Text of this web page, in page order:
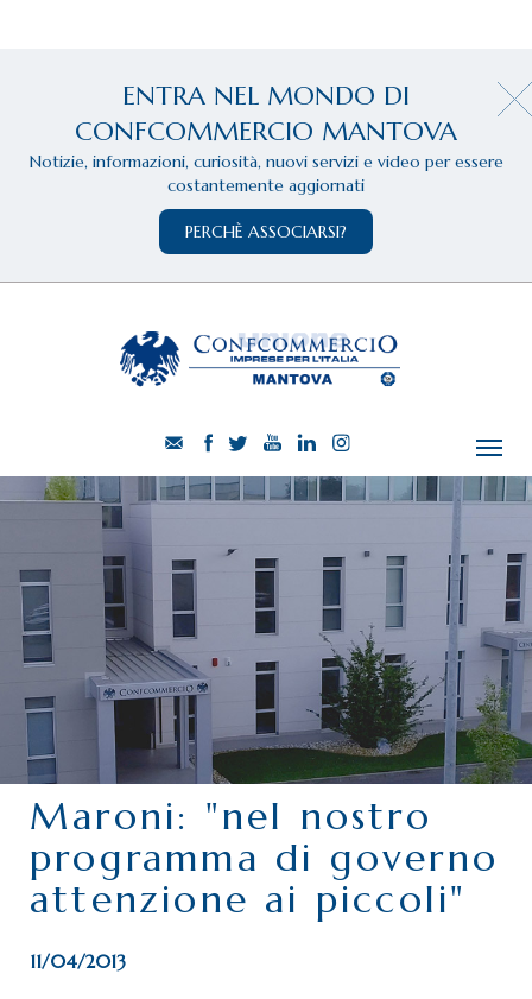
ENTRA NEL MONDO DI
CONFCOMMERCIO MANTOVA
Notizie, informazioni, curiosità, nuovi servizi e video per essere
costantemente aggiornati
PERCHÈ ASSOCIARSI?
CHI SIAMO
SERVIZI
CATEGORIE
DELEGAZIONI
ATTIVITÀ STORICHE
PERIODICO
PERCHÉ ASSOCIARSI?
DOVE SIAMO
CONTATTI
Maroni: "nel nostro
programma di governo
attenzione ai piccoli"
11/04/2013